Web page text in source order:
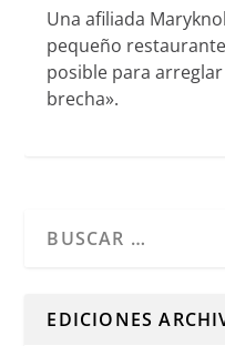
Una afiliada
pequeño
posible para
brecha».
EDICIONES